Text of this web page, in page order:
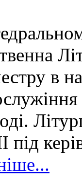
в
під